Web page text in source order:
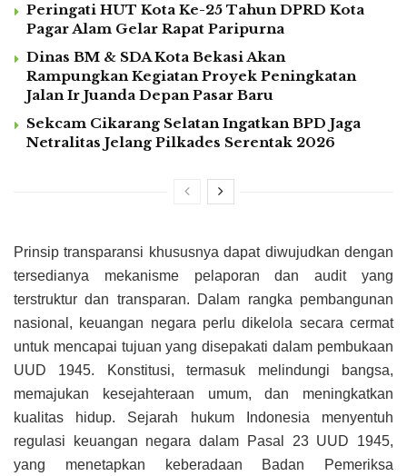
Peringati HUT Kota Ke-25 Tahun DPRD Kota
Pagar Alam Gelar Rapat Paripurna
Dinas BM & SDA Kota Bekasi Akan
Rampungkan Kegiatan Proyek Peningkatan
Jalan Ir Juanda Depan Pasar Baru
Sekcam Cikarang Selatan Ingatkan BPD Jaga
Netralitas Jelang Pilkades Serentak 2026
Prinsip transparansi khususnya dapat diwujudkan dengan
tersedianya mekanisme pelaporan dan audit yang
terstruktur dan transparan. Dalam rangka pembangunan
nasional, keuangan negara perlu dikelola secara cermat
untuk mencapai tujuan yang disepakati dalam pembukaan
UUD 1945. Konstitusi, termasuk melindungi bangsa,
memajukan kesejahteraan umum, dan meningkatkan
kualitas hidup. Sejarah hukum Indonesia menyentuh
regulasi keuangan negara dalam Pasal 23 UUD 1945,
yang menetapkan keberadaan Badan Pemeriksa